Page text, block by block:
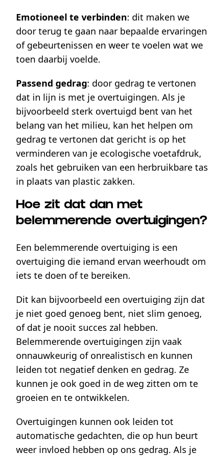
Emotioneel te verbinden: dit maken we
door terug te gaan naar bepaalde ervaringen
of gebeurtenissen en weer te voelen wat we
toen daarbij voelde.
Passend gedrag: door gedrag te vertonen
dat in lijn is met je overtuigingen. Als je
bijvoorbeeld sterk overtuigd bent van het
belang van het milieu, kan het helpen om
gedrag te vertonen dat gericht is op het
verminderen van je ecologische voetafdruk,
zoals het gebruiken van een herbruikbare tas
in plaats van plastic zakken.
Hoe zit dat dan met
belemmerende overtuigingen?
Een belemmerende overtuiging is een
overtuiging die iemand ervan weerhoudt om
iets te doen of te bereiken.
Dit kan bijvoorbeeld een overtuiging zijn dat
je niet goed genoeg bent, niet slim genoeg,
of dat je nooit succes zal hebben.
Belemmerende overtuigingen zijn vaak
onnauwkeurig of onrealistisch en kunnen
leiden tot negatief denken en gedrag. Ze
kunnen je ook goed in de weg zitten om te
groeien en te ontwikkelen.
Overtuigingen kunnen ook leiden tot
automatische gedachten, die op hun beurt
weer invloed hebben op ons gedrag. Als je